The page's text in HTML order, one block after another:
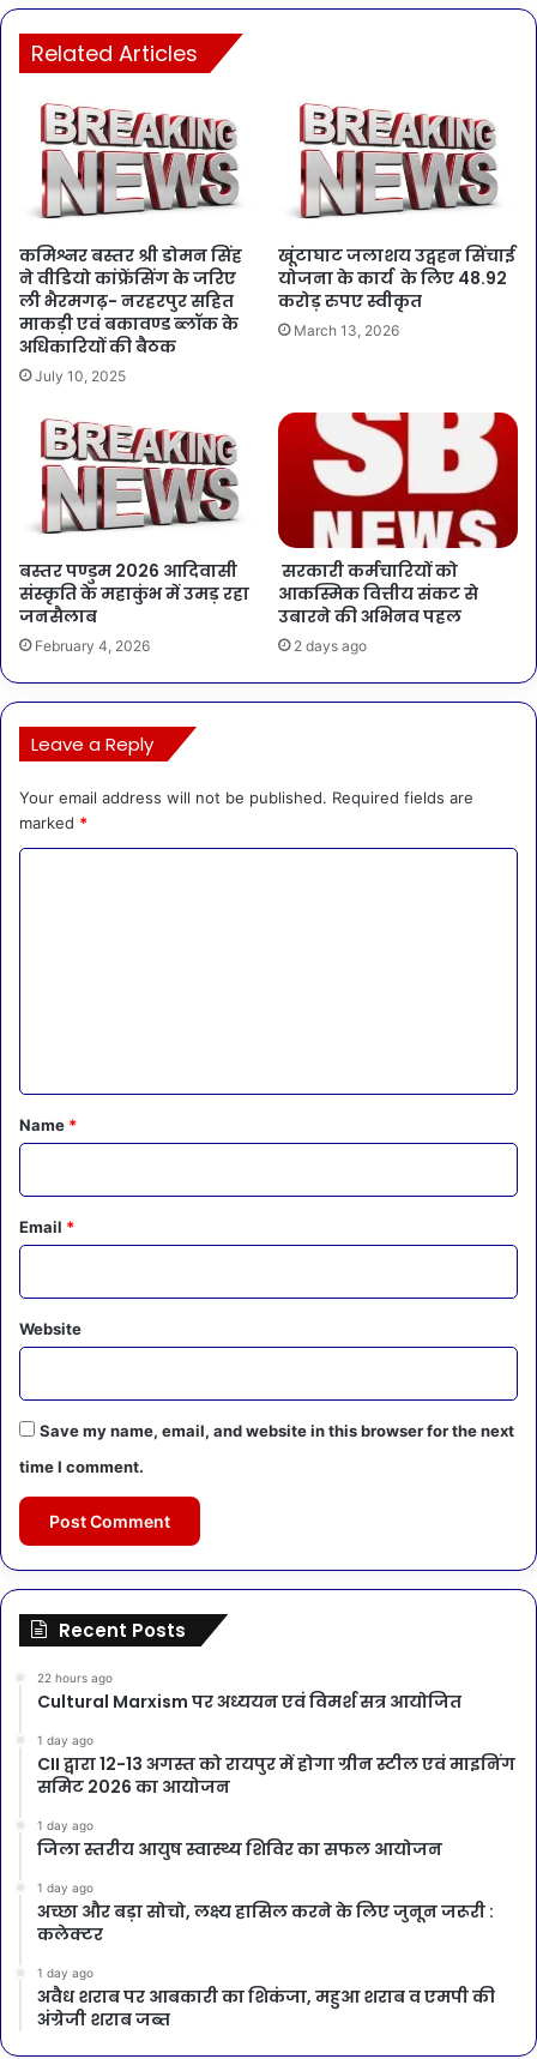
Related Articles
कमिश्नर बस्तर श्री डोमन सिंह
ने वीडियो कांफ्रेंसिंग के जरिए
ली भैरमगढ़- नरहरपुर सहित
माकड़ी एवं बकावण्ड ब्लॉक के
अधिकारियों की बैठक
July 10, 2025
खूंटाघाट जलाशय उद्वहन सिंचाई
योजना के कार्य के लिए 48.92
करोड़ रुपए स्वीकृत
March 13, 2026
बस्तर पण्डुम 2026 आदिवासी
संस्कृति के महाकुंभ में उमड़ रहा
जनसैलाब
February 4, 2026
सरकारी कर्मचारियों को
आकस्मिक वित्तीय संकट से
उबारने की अभिनव पहल
2 days ago
Leave a Reply
Your email address will not be published. Required fields are
marked *
*
Name *
Email *
Website
Save my name, email, and website in this browser for the next
time I comment.
Recent Posts
22 hours ago
Cultural Marxism पर अध्ययन एवं विमर्श सत्र आयोजित
1 day ago
CII द्वारा 12-13 अगस्त को रायपुर में होगा ग्रीन स्टील एवं माइनिंग
समिट 2026 का आयोजन
1 day ago
जिला स्तरीय आयुष स्वास्थ्य शिविर का सफल आयोजन
1 day ago
अच्छा और बड़ा सोचो, लक्ष्य हासिल करने के लिए जुनून जरूरी :
कलेक्टर
1 day ago
अवैध शराब पर आबकारी का शिकंजा, महुआ शराब व एमपी की
अंग्रेजी शराब जब्त